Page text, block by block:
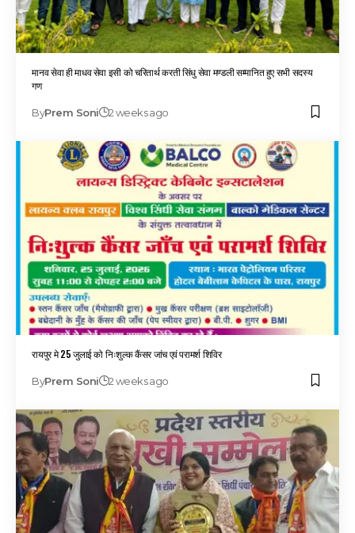
मानव सेवा ही माधव सेवा इसी को चरितार्थ करती सिंधु सेवा मण्डली सम्मानित हुए सभी सदस्य
गण
ByPrem Soni 2 weeks ago
रायपुर मे 25 जुलाई को निःशुल्क कैंसर जांच एवं परामर्श शिविर
ByPrem Soni 2 weeks ago